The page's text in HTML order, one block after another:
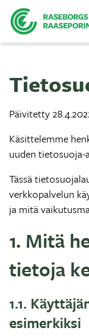
Päivitetty
Käsittelemme
uuden tietosuoja-
Tässä
verkkopalvelun
ja mitä
1. Mitä
tietoja
1.1.
esimerkiksi